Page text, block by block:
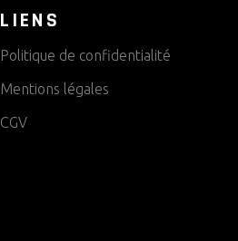
LIENS
Politique de confidentialité
Mentions légales
CGV